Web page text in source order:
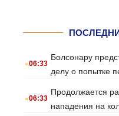
.06:33
Болсонару
делу о попытке
.06:33
Продолжается
нападения на